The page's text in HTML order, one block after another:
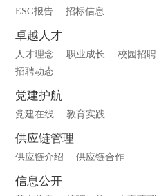
ESG报告 招标信息
卓越人才
人才理念 职业成长 校园招聘
招聘动态
党建护航
党建在线 教育实践
供应链管理
供应链介绍 供应链合作
信息公开